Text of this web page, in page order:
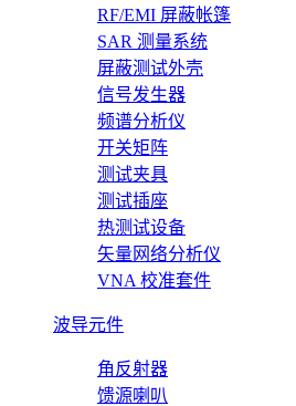
RF/EMI 屏蔽帐篷
SAR 测量系统
屏蔽测试外壳
信号发生器
频谱分析仪
开关矩阵
测试夹具
测试插座
热测试设备
矢量网络分析仪
VNA 校准套件
波导元件
角反射器
馈源喇叭